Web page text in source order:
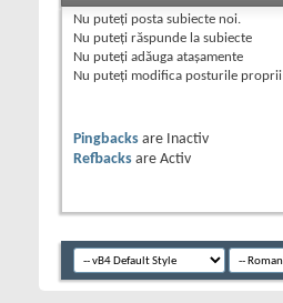
Nu puteţi posta subiecte noi.
Nu puteţi răspunde la subiecte
Nu puteţi adăuga ataşamente
Nu puteţi modifica posturile proprii
Pingbacks are
Inactiv
Refbacks are Activ